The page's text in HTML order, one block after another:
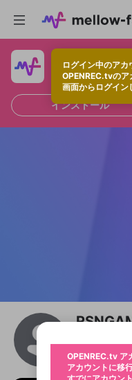
ログイン中のアカ
OPENREC.tvのア
画面からログイン
快適に視聴するな
インストール
フ
固定動画に
マイページに表示
すでにアカウン
@
こちらから
OPENREC.tv
アカウントに移
パーソ
年
不適切なユ
すか？
サ
限定コミ